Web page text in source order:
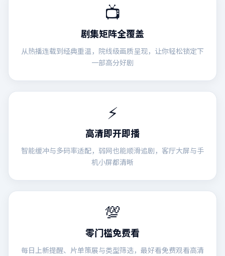
📺
剧集矩阵全覆盖
从热播连载到经典重温，院线级画质呈现，让你轻松锁定下
一部高分好剧
⚡
高清即开即播
智能缓冲与多码率适配，弱网也能顺滑追剧，客厅大屏与手
机小屏都清晰
💯
零门槛免费看
每日上新提醒、片单策展与类型筛选，最好看免费观看高清